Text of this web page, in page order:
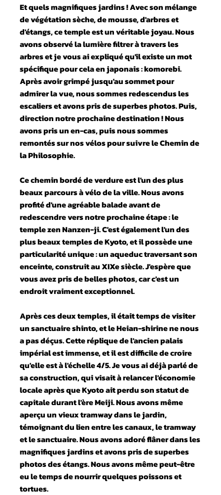
Et quels magnifiques jardins ! Avec son mélange
de végétation sèche, de mousse, d'arbres et
d'étangs, ce temple est un véritable joyau. Nous
avons observé la lumière filtrer à travers les
arbres et je vous ai expliqué qu'il existe un mot
spécifique pour cela en japonais : komorebi.
Après avoir grimpé jusqu'au sommet pour
admirer la vue, nous sommes redescendus les
escaliers et avons pris de superbes photos. Puis,
direction notre prochaine destination ! Nous
avons pris un en-cas, puis nous sommes
remontés sur nos vélos pour suivre le Chemin de
la Philosophie.
Ce chemin bordé de verdure est l'un des plus
beaux parcours à vélo de la ville. Nous avons
profité d'une agréable balade avant de
redescendre vers notre prochaine étape : le
temple zen Nanzen-ji. C'est également l'un des
plus beaux temples de Kyoto, et il possède une
particularité unique : un aqueduc traversant son
enceinte, construit au XIXe siècle. J'espère que
vous avez pris de belles photos, car c'est un
endroit vraiment exceptionnel.
Après ces deux temples, il était temps de visiter
un sanctuaire shinto, et le Heian-shirine ne nous
a pas déçus. Cette réplique de l'ancien palais
impérial est immense, et il est difficile de croire
qu'elle est à l'échelle 4/5. Je vous ai déjà parlé de
sa construction, qui visait à relancer l'économie
locale après que Kyoto ait perdu son statut de
capitale durant l'ère Meiji. Nous avons même
aperçu un vieux tramway dans le jardin,
témoignant du lien entre les canaux, le tramway
et le sanctuaire. Nous avons adoré flâner dans les
magnifiques jardins et avons pris de superbes
photos des étangs. Nous avons même peut-être
eu le temps de nourrir quelques poissons et
tortues.